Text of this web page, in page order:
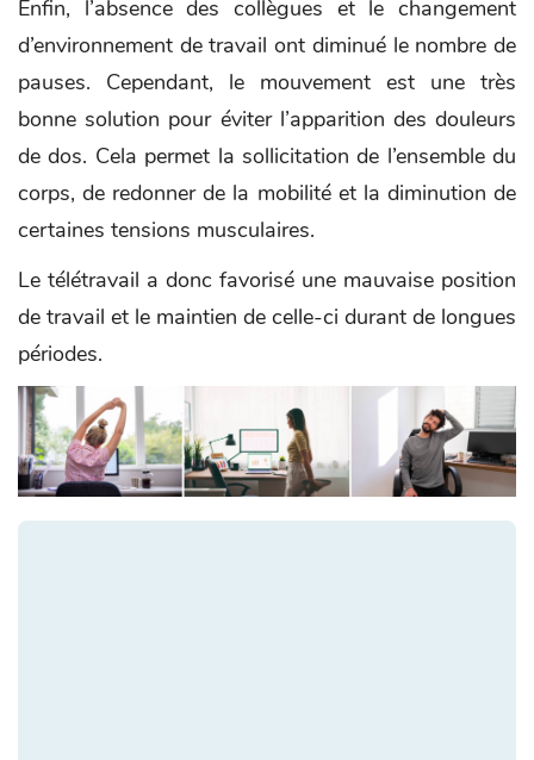
Enfin, l’absence des collègues et le changement
d’environnement de travail ont diminué le nombre de
pauses. Cependant, le mouvement est une très
bonne solution pour éviter l’apparition des douleurs
de dos. Cela permet la sollicitation de l’ensemble du
corps, de redonner de la mobilité et la diminution de
certaines tensions musculaires.
Le télétravail a donc favorisé une mauvaise position
de travail et le maintien de celle-ci durant de longues
périodes.